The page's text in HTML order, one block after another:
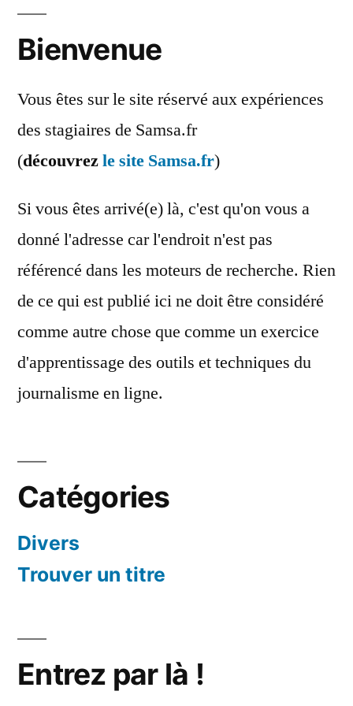
Bienvenue
Vous êtes sur le site réservé aux expériences
des stagiaires de Samsa.fr
(découvrezle site Samsa.fr)
Si vous êtes arrivé(e) là, c'est qu'on vous a
donné l'adresse car l'endroit n'est pas
référencé dans les moteurs de recherche. Rien
de ce qui est publié ici ne doit être considéré
comme autre chose que comme un exercice
d'apprentissage des outils et techniques du
journalisme en ligne.
Catégories
Divers
Trouver un titre
Entrez par là !